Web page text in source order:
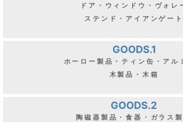
ドア・ウィンドウ・ヴォレ
ステンド・アイアンゲート
GOODS.1
ホーロー製品・ティン缶・アル
木製品・木箱
GOODS.2
陶磁器製品・食器・ガラス